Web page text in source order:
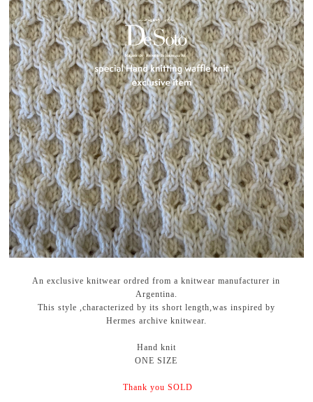
An exclusive knitwear ordred from a knitwear manufacturer in
Argentina.
This style ,characterized by its short length,was inspired by
Hermes archive knitwear.
Hand knit
ONE SIZE
Thank you SOLD